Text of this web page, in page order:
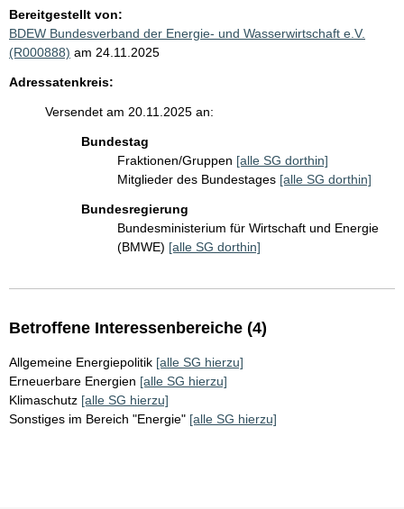
Bereitgestellt von:
BDEW Bundesverband der Energie- und Wasserwirtschaft e.V.
(R000888) am 24.11.2025
Adressatenkreis:
Versendet am 20.11.2025 an:
Bundestag
Fraktionen/Gruppen [alle SG dorthin]
Mitglieder des Bundestages [alle SG dorthin]
Bundesregierung
Bundesministerium für Wirtschaft und Energie
(BMWE) [alle SG dorthin]
Betroffene Interessenbereiche (4)
Allgemeine Energiepolitik [alle SG hierzu]
Erneuerbare Energien [alle SG hierzu]
Klimaschutz [alle SG hierzu]
Sonstiges im Bereich "Energie" [alle SG hierzu]